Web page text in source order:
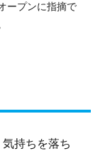
ープンに指摘で
持ちを落ち